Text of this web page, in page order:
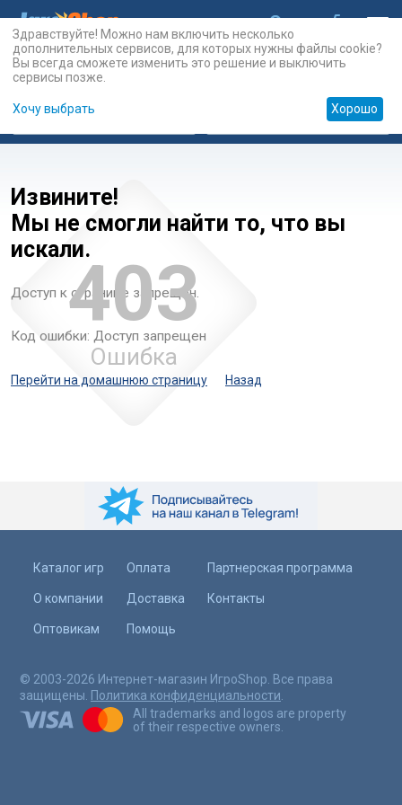
Карты Prepaid
403
Ошибка
Извините!
Мы не смогли найти то, что вы
искали.
Доступ к странице запрещен.
Код ошибки: Доступ запрещен
Перейти на домашнюю страницу Назад
Каталог игр
О компании
Оптовикам
Оплата
Доставка
Помощь
Партнерская программа
Контакты
© 2003-2026 Интернет-магазин ИгроShop. Все права
защищены. Политика конфиденциальности
All trademarks and logos are property
of their respective owners.
Здравствуйте! Можно нам включить несколько
дополнительных сервисов, для которых нужны файлы cookie?
Вы всегда сможете изменить это решение и выключить
сервисы позже.
Хочу выбрать Хорошо